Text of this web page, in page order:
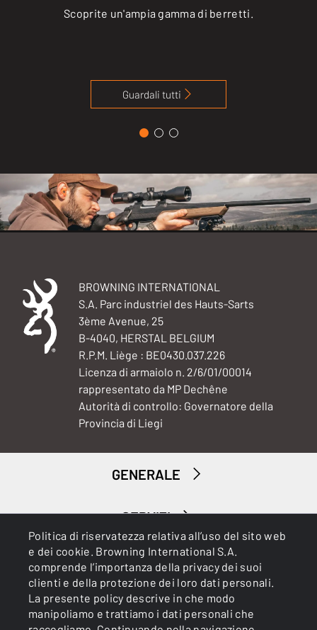
Politica di riservatezza relativa all’uso del sito web
e dei cookie. Browning International S.A.
comprende l’importanza della privacy dei suoi
clienti e della protezione dei loro dati personali.
La presente policy descrive in che modo
manipoliamo e trattiamo i dati personali che
Scoprite un'ampia gamma di berretti.
Guardali tutti
BROWNING INTERNATIONAL
S.A. Parc industriel des Hauts-Sarts
3ème Avenue, 25
B-4040, HERSTAL BELGIUM
R.P.M. Liège : BE0430.037.226
Licenza di armaiolo n. 2/6/01/00014
rappresentato da MP Dechêne
Autorità di controllo: Governatore della
Provincia di Liegi
GENERALE
SERVIZI